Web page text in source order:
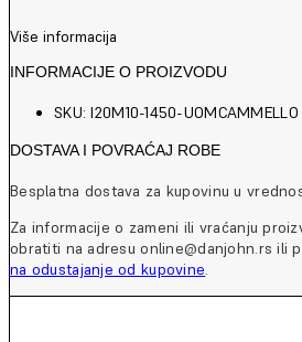
Više informacija
INFORMACIJE O PROIZVODU
SKU: I20M10-1450-UOMCAMMELLO
DOSTAVA I POVRAĆAJ ROBE
Besplatna dostava za kupovinu u
Za informacije o zameni ili vraćanju
obratiti na adresu online@danjohn.rs ili
na odustajanje od kupovine.